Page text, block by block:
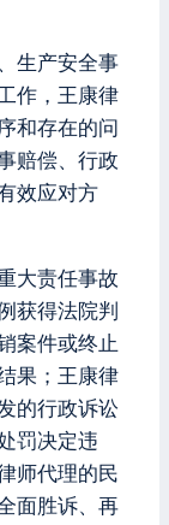
生产安全事
作，王康律
和存在的问
赔偿、行政
效应对方
大责任事故
获得法院判
案件或终止
果；王康律
的行政诉讼
罚决定违
师代理的民
面胜诉、再